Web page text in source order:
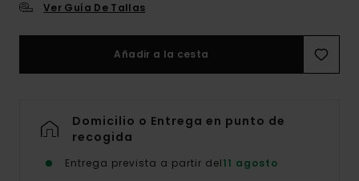
Ver Guía De Tallas
Añadir a la cesta
Domicilio o Entrega en punto de
recogida
Entrega prevista a partir del11 agosto